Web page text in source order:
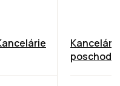
poschodie